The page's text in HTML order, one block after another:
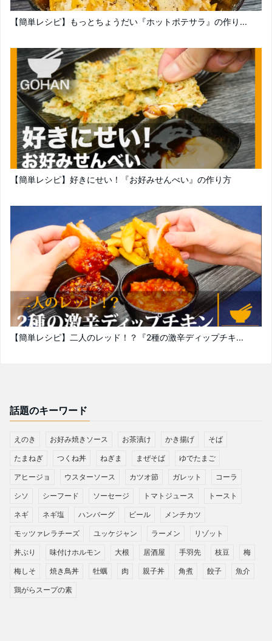
【簡単レシピ】もっとちょうだい『ホットポテサラ』の作り...
【簡単レシピ】好きにせい！『お好みせんべい』の作り方
【簡単レシピ】二人のレッド！？『2種の激辛ディップチキ...
話題のキーワード
えのき お好み焼きソース お茶漬け かき揚げ そば
たまねぎ つくね丼 ねぎま まぜそば ゆでたまご
アヒージョ ウスターソース カツオ節 ガレット コーラ
シソ シーフード ソーセージ トマトジュース トースト
ネギ ネギ塩 ハンバーグ ビール メンチカツ
モッツァレラチーズ ユッケジャン ラーメン リゾット
丼ぶり 味付けホルモン 大根 居酒屋 手羽先 枝豆 梅
梅しそ 焼き鳥丼 牡蠣 肉 親子丼 角煮 餃子 魚介
鶏がらスープの素